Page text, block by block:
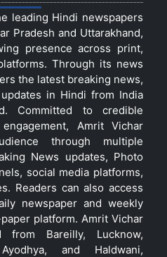
leading Hindi newspapers
Pradesh and Uttarakhand,
presence across print,
Through its news
the latest breaking news,
in Hindi from India
Committed to credible
Amrit Vichar
through multiple
News updates, Photo
social media platforms,
Readers can also access
newspaper and weekly
platform. Amrit Vichar
from Bareilly, Lucknow,
and Haldwani,